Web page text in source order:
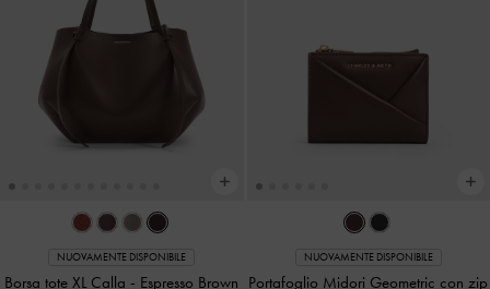
NUOVAMENTE DISPONIBILE
Borsa tote XL Calla - Espresso Brown
NUOVAMENTE DISPONIBILE
Portafoglio Midori Geometric con zip